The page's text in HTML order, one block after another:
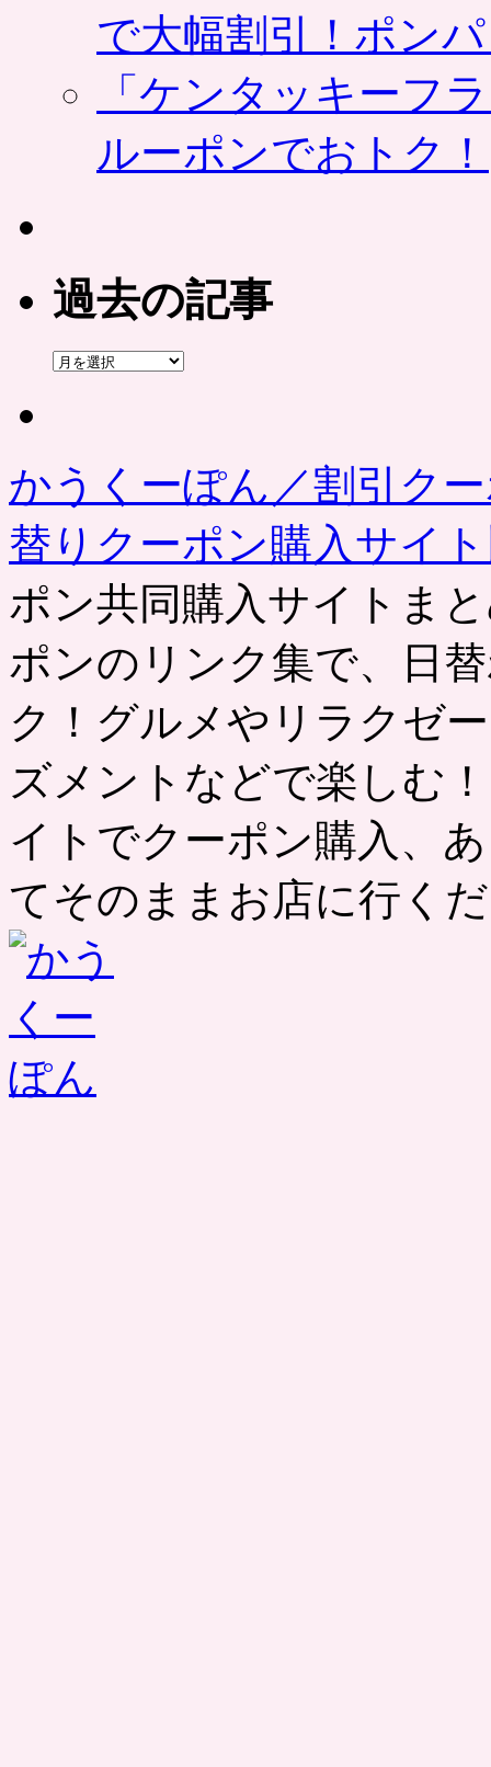
で大幅割引！ポン
「ケンタッキーフ
ルーポンでおトク！
過去の記事
過
かうくーぽん／割引ク
替りクーポン購入サイ
ポン共同購入サイトま
ポンのリンク集で、日
ク！グルメやリラクゼ
ズメントなどで楽しむ
イトでクーポン購入、
てそのままお店に行く